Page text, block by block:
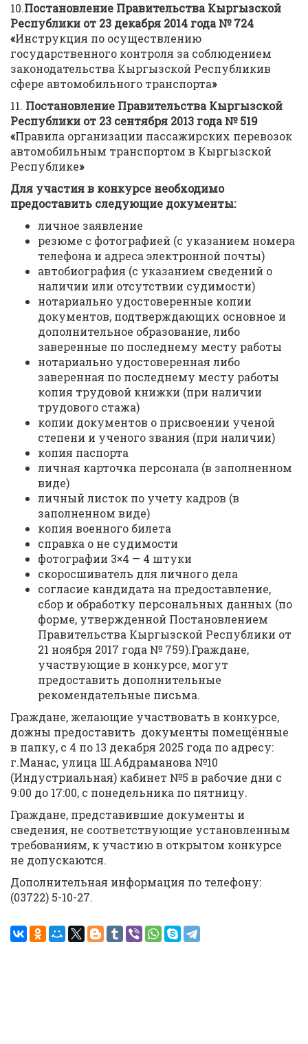
10.Постановление Правительства Кыргызской
Республики от 23 декабря 2014 года № 724
«Инструкция по осуществлению
государственного контроля за соблюдением
законодательства Кыргызской Республикив
сфере автомобильного транспорта»
11. Постановление Правительства Кыргызской
Республики от 23 сентября 2013 года № 519
«Правила организации пассажирских перевозок
автомобильным транспортом в Кыргызской
Республике»
Для участия в конкурсе необходимо
предоставить следующие документы:
личное заявление
резюме с фотографией (с указанием номера
телефона и адреса электронной почты)
автобиография (с указанием сведений о
наличии или отсутствии судимости)
нотариально удостоверенные копии
документов, подтверждающих основное и
дополнительное образование, либо
заверенные по последнему месту работы
нотариально удостоверенная либо
заверенная по последнему месту работы
копия трудовой книжки (при наличии
трудового стажа)
копии документов о присвоении ученой
степени и ученого звания (при наличии)
копия паспорта
личная карточка персонала (в заполненном
виде)
личный листок по учету кадров (в
заполненном виде)
копия военного билета
справка о не судимости
фотографии 3×4 — 4 штуки
скоросшиватель для личного дела
согласие кандидата на предоставление,
сбор и обработку персональных данных (по
форме, утвержденной Постановлением
Правительства Кыргызской Республики от
21 ноября 2017 года № 759).Граждане,
участвующие в конкурсе, могут
предоставить дополнительные
рекомендательные письма.
Граждане, желающие участвовать в конкурсе,
дожны предоставить документы помещённые
в папку, с 4 по 13 декабря 2025 года по адресу:
г.Манас, улица Ш.Абдраманова №10
(Индустриальная) кабинет №5 в рабочие дни с
9:00 до 17:00, с понедельника по пятницу.
Граждане, представившие документы и
сведения, не соответствующие установленным
требованиям, к участию в открытом конкурсе
не допускаются.
Дополнительная информация по телефону:
(03722) 5-10-27.